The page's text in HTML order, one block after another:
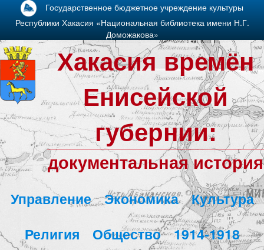
Государственное бюджетное учреждение культуры
Республики Хакасия «Национальная библиотека имени Н.Г.
Доможакова»
Хакасия времён
Енисейской
губернии:
документальная история
Управление Экономика
Культура
Религия
Общество
1914-1918